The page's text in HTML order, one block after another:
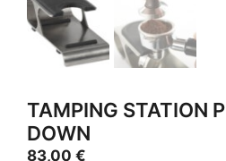
TAMPING STATION
DOWN
83,00 €